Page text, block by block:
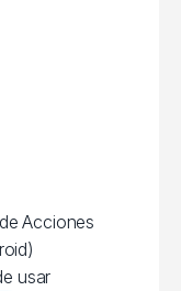
Acciones
usar